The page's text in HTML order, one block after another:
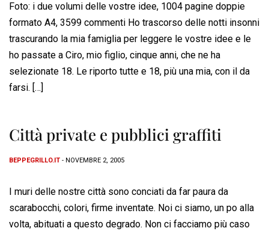
Foto: i due volumi delle vostre idee, 1004 pagine doppie
formato A4, 3599 commenti Ho trascorso delle notti insonni
trascurando la mia famiglia per leggere le vostre idee e le
ho passate a Ciro, mio figlio, cinque anni, che ne ha
selezionate 18. Le riporto tutte e 18, più una mia, con il da
farsi. […]
Città private e pubblici graffiti
BEPPEGRILLO.IT - NOVEMBRE 2, 2005
I muri delle nostre città sono conciati da far paura da
scarabocchi, colori, firme inventate. Noi ci siamo, un po alla
volta, abituati a questo degrado. Non ci facciamo più caso